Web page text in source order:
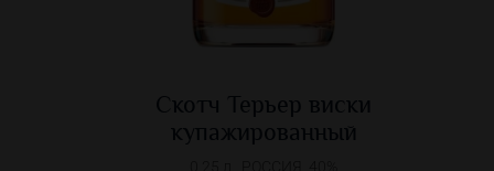
Скотч Терьер виски
купажированный